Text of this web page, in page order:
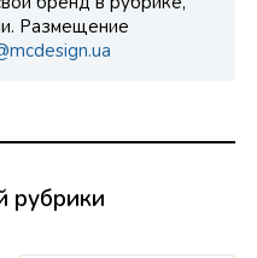
Размещение
рубрики